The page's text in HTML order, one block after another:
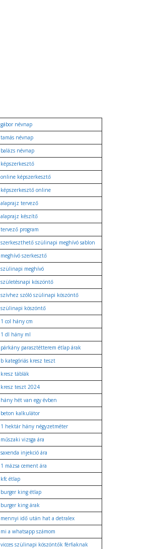
gábor névnap
tamás névnap
balázs névnap
képszerkesztő
online képszerkesztő
képszerkesztő online
alaprajz tervező
alaprajz készítő
tervező program
szerkeszthető szülinapi meghívó sablon
meghívó szerkesztő
szülinapi meghívó
születésnapi köszöntő
szívhez szóló szülinapi köszöntő
szülinapi köszöntő
1 col hány cm
1 dl hány ml
párkány parasztétterem étlap árak
b kategóriás kresz teszt
kresz táblák
kresz teszt 2024
hány hét van egy évben
beton kalkulátor
1 hektár hány négyzetméter
műszaki vizsga ára
saxenda injekció ára
1 mázsa cement ára
kfc étlap
burger king étlap
burger king árak
mennyi idő után hat a detralex
mi a whatsapp számom
vicces szülinapi köszöntők férfiaknak